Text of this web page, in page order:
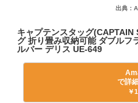
出典：
キャプテンスタッグ(CAPTAIN
グ 折り畳み収納可能 ダブルフ
ルバー デリス UE-649
で詳
￥